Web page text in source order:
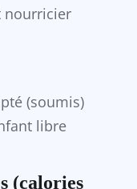
nourricier
(soumis)
libre
(calories